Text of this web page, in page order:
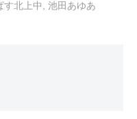
す北上中 , 池田あゆあ